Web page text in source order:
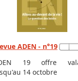
ADEN - n°19
19 offre
14 octobre